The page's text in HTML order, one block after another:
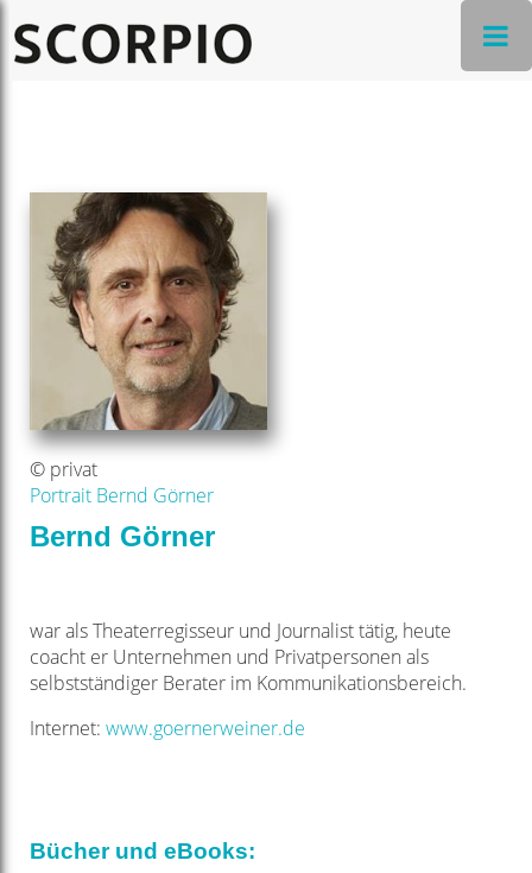
© privat
Portrait Bernd Görner
Bernd Görner
war als Theaterregisseur und Journalist tätig, heute
coacht er Unternehmen und Privatpersonen als
selbstständiger Berater im Kommunikationsbereich.
Internet: www.goernerweiner.de
Bücher und eBooks: